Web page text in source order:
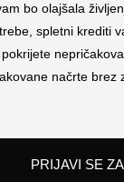
bo olajšala
spletni krediti
načrte brez
PRIJAVI SE